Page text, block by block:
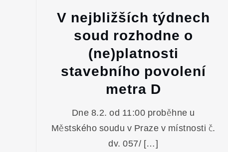
V nejbližších týdnech
soud rozhodne o
(ne)platnosti
stavebního povolení
metra D
Dne 8.2. od 11:00 proběhne u
Městského soudu v Praze v místnosti č.
dv. 057/ […]